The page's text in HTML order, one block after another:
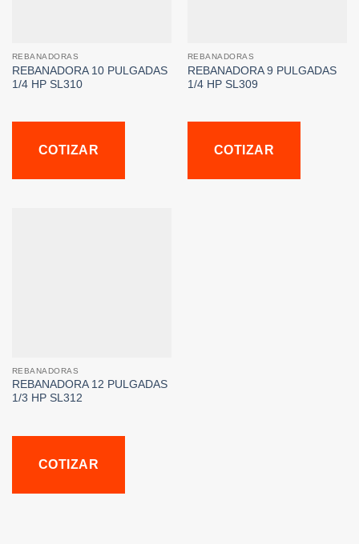
REBANADORAS
REBANADORA 10 PULGADAS
1/4 HP SL310
COTIZAR
REBANADORAS
REBANADORA 9 PULGADAS
1/4 HP SL309
COTIZAR
REBANADORAS
REBANADORA 12 PULGADAS
1/3 HP SL312
COTIZAR